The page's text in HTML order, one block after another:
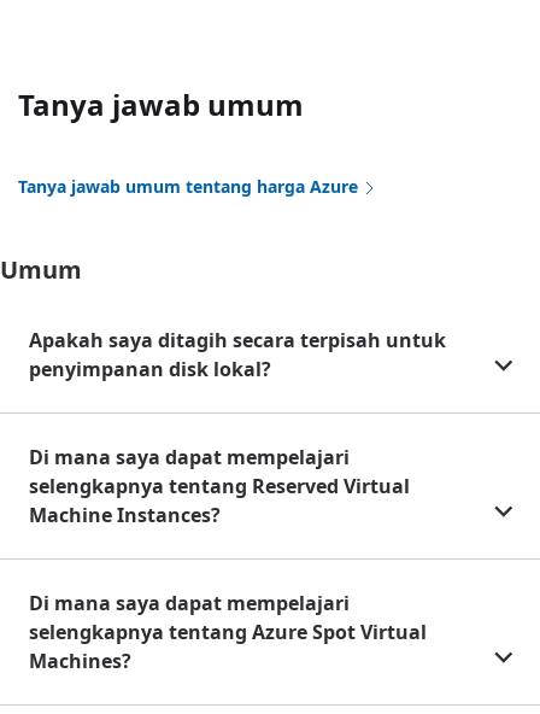
Tanya jawab umum
Tanya jawab umum tentang harga Azure
Umum
Apakah saya ditagih secara terpisah untuk
penyimpanan disk lokal?
Di mana saya dapat mempelajari
selengkapnya tentang Reserved Virtual
Machine Instances?
Di mana saya dapat mempelajari
selengkapnya tentang Azure Spot Virtual
Machines?